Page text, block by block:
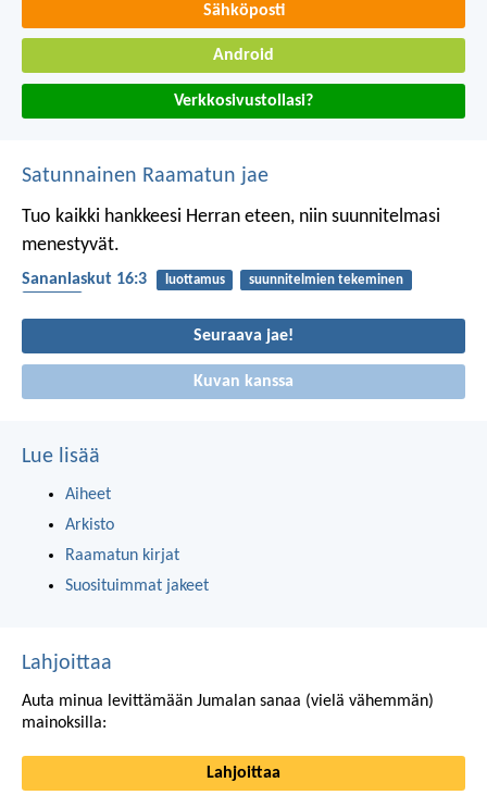
Sähköposti
Android
Verkkosivustollasi?
Satunnainen Raamatun jae
Tuo kaikki hankkeesi Herran eteen, niin suunnitelmasi
menestyvät.
Sananlaskut 16:3 luottamus
suunnitelmien tekeminen
Seuraava jae!
Kuvan kanssa
Lue lisää
Aiheet
Arkisto
Raamatun kirjat
Suosituimmat jakeet
Lahjoittaa
Auta minua levittämään Jumalan sanaa (vielä vähemmän)
mainoksilla:
Lahjoittaa